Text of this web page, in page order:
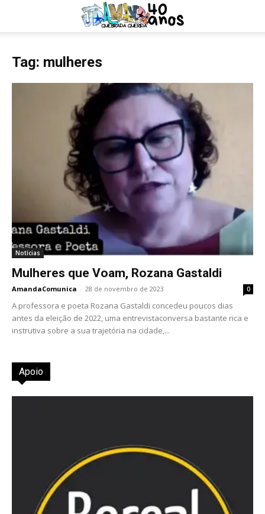
Tag: mulheres
Notícias
Mulheres que Voam, Rozana Gastaldi
AmandaComunica - 28 de novembro de 2023 0
A professora e poeta Rozana Gastaldi concedeu poucos dias
antes da eleição de 2022, uma entrevistaconversa bastante rica e
instrutiva sobre a sua trajetória na cidade,...
Apoio